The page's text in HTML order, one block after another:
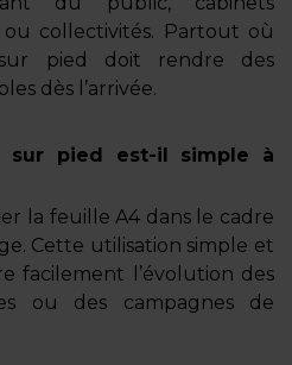
ou collectivités. Partout où
pied doit rendre des
dès l’arrivée.
sur pied est-il simple à
la feuille A4 dans le cadre
Cette utilisation simple et
facilement l’évolution des
ou des campagnes de